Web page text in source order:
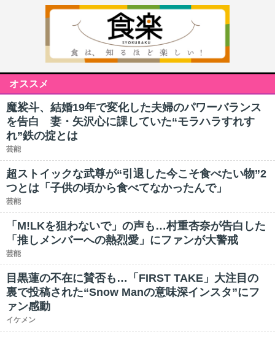
オススメ
魔裟斗、結婚19年で変化した夫婦のパワーバランス
を告白 妻・矢沢心に課していた“モラハラすれす
れ”鉄の掟とは
芸能
超ストイックな武尊が“引退した今こそ食べたい物”2
つとは「子供の頃から食べてなかったんで」
芸能
「M!LKを狙わないで」の声も…村重杏奈が告白した
「推しメンバーへの熱烈愛」にファンが大警戒
芸能
目黒蓮の不在に賛否も…「FIRST TAKE」大注目の
裏で投稿された“Snow Manの意味深インスタ”にフ
ァン感動
イケメン